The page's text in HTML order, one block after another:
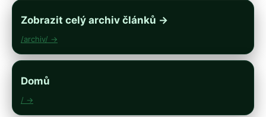
Zobrazit celý archiv článků →
/archiv/ →
Domů
/ →